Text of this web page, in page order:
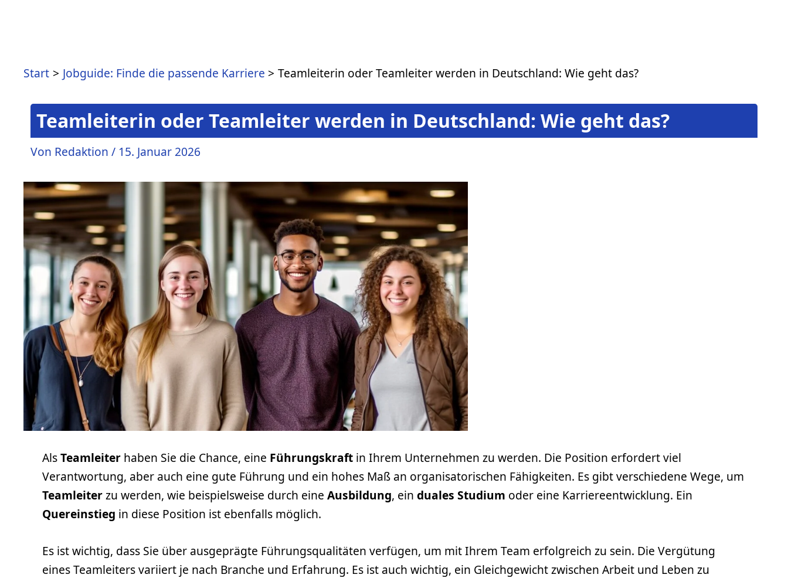
Start Jobguide: Finde die passende Karriere Teamleiterin oder Teamleiter werden in Deutschland: Wie geht das?
Teamleiterin oder Teamleiter werden in Deutschland: Wie geht das?
Von Redaktion / 15. Januar 2026
AlsTeamleiter haben Sie die Chance, eine Führungskraft in Ihrem Unternehmen zu werden. Die Position erfordert viel
Verantwortung, aber auch eine gute Führung und ein hohes Maß an organisatorischen Fähigkeiten. Es gibt verschiedene Wege, um
Teamleiterzu werden, wie beispielsweise durch eine Ausbildung, ein duales Studium oder eine Karriereentwicklung. Ein
Quereinstieg in diese Position ist ebenfalls möglich.
Es ist wichtig, dass Sie über ausgeprägte Führungsqualitäten verfügen, um mit Ihrem Team erfolgreich zu sein. Die Vergütung
eines Teamleiters variiert je nach Branche und Erfahrung. Es ist auch wichtig, ein Gleichgewicht zwischen Arbeit und Leben zu